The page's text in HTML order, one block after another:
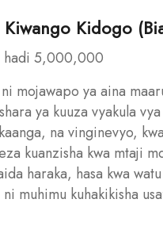
Kidogo
hadi 5,000,000
mojawapo ya aina
ya kuuza vyakula
na vinginevyo,
kuanzisha kwa mtaji
haraka, hasa kwa
muhimu kuhakikisha